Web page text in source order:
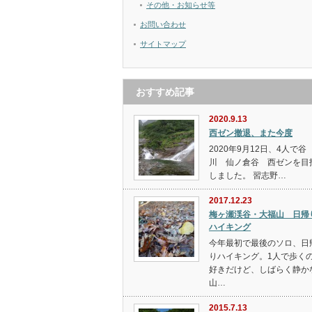
その他・お知らせ等
お問い合わせ
サイトマップ
おすすめ記事
2020.9.13
西ゼン撤退、また今度
2020年9月12日、4人で谷
川 仙ノ倉谷 西ゼンを目
しました。 習志野…
2017.12.23
梅ヶ瀬渓谷・大福山 日帰
ハイキング
今年最初で最後のソロ、日
りハイキング。1人で歩く
好きだけど、しばらく静か
山…
2015.7.13